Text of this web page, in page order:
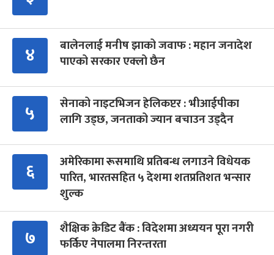
४
बालेनलाई मनीष झाको जवाफ : महान जनादेश
पाएको सरकार एक्लो छैन
५
सेनाको नाइटभिजन हेलिकप्टर : भीआईपीका
लागि उड्छ, जनताको ज्यान बचाउन उड्दैन
६
अमेरिकामा रूसमाथि प्रतिबन्ध लगाउने विधेयक
पारित, भारतसहित ५ देशमा शतप्रतिशत भन्सार
शुल्क
७
शैक्षिक क्रेडिट बैंक : विदेशमा अध्ययन पूरा नगरी
फर्किए नेपालमा निरन्तरता